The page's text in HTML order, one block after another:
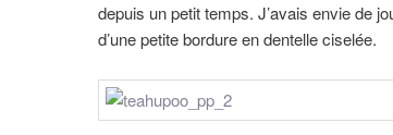
depuis un petit temps. J’avais envie de
d’une petite bordure en dentelle ciselée.